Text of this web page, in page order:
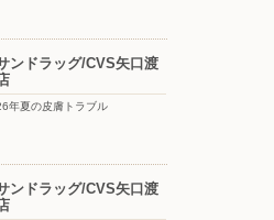
ンドラッグ/CVS矢口渡
年夏の皮膚トラブル
ンドラッグ/CVS矢口渡